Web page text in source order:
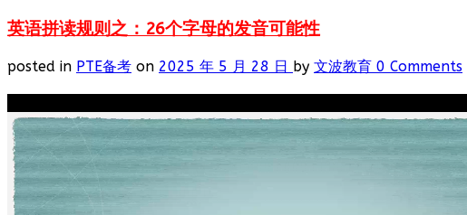
英语拼读规则之：26个字母的发音可能性
posted in PTE备考 on 2025 年 5 月 28 日 by 文波教育 0 Comments